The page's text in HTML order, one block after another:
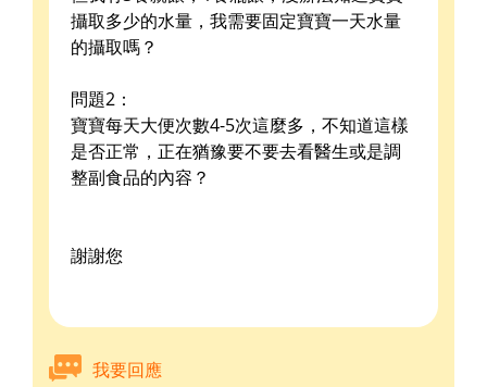
攝取多少的水量，我需要固定寶寶一天水量
的攝取嗎？
問題2：
寶寶每天大便次數4-5次這麼多，不知道這樣
是否正常，正在猶豫要不要去看醫生或是調
整副食品的內容？
謝謝您
我要回應